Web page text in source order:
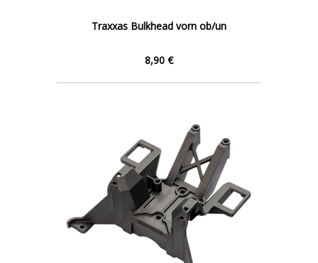
Traxxas Bulkhead vorn ob/un
8,90 €